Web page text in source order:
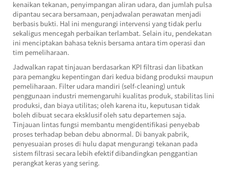
kenaikan tekanan, penyimpangan aliran udara, dan jumlah pulsa
dipantau secara bersamaan, penjadwalan perawatan menjadi
berbasis bukti. Hal ini mengurangi intervensi yang tidak perlu
sekaligus mencegah perbaikan terlambat. Selain itu, pendekatan
ini menciptakan bahasa teknis bersama antara tim operasi dan
tim pemeliharaan.
Jadwalkan rapat tinjauan berdasarkan KPI filtrasi dan libatkan
para pemangku kepentingan dari kedua bidang produksi maupun
pemeliharaan. Filter udara mandiri (self-cleaning) untuk
penggunaan industri memengaruhi kualitas produk, stabilitas lini
produksi, dan biaya utilitas; oleh karena itu, keputusan tidak
boleh dibuat secara eksklusif oleh satu departemen saja.
Tinjauan lintas fungsi membantu mengidentifikasi penyebab
proses terhadap beban debu abnormal. Di banyak pabrik,
penyesuaian proses di hulu dapat mengurangi tekanan pada
sistem filtrasi secara lebih efektif dibandingkan penggantian
perangkat keras yang sering.